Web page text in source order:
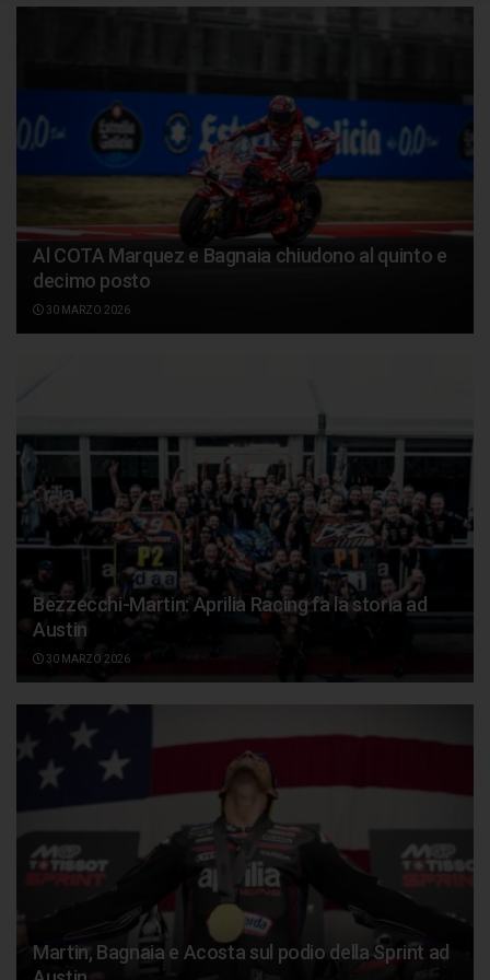
Al COTA Marquez e Bagnaia chiudono al quinto e
decimo posto
30 MARZO 2026
Bezzecchi-Martin: Aprilia Racing fa la storia ad
Austin
30 MARZO 2026
Martin, Bagnaia e Acosta sul podio della Sprint ad